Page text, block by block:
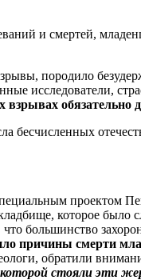
и смертей,
породило
исследователи,
взрывах обязательно
бесчисленных
проектом
которое
большинство
причины смерти
обратили
стояли эти